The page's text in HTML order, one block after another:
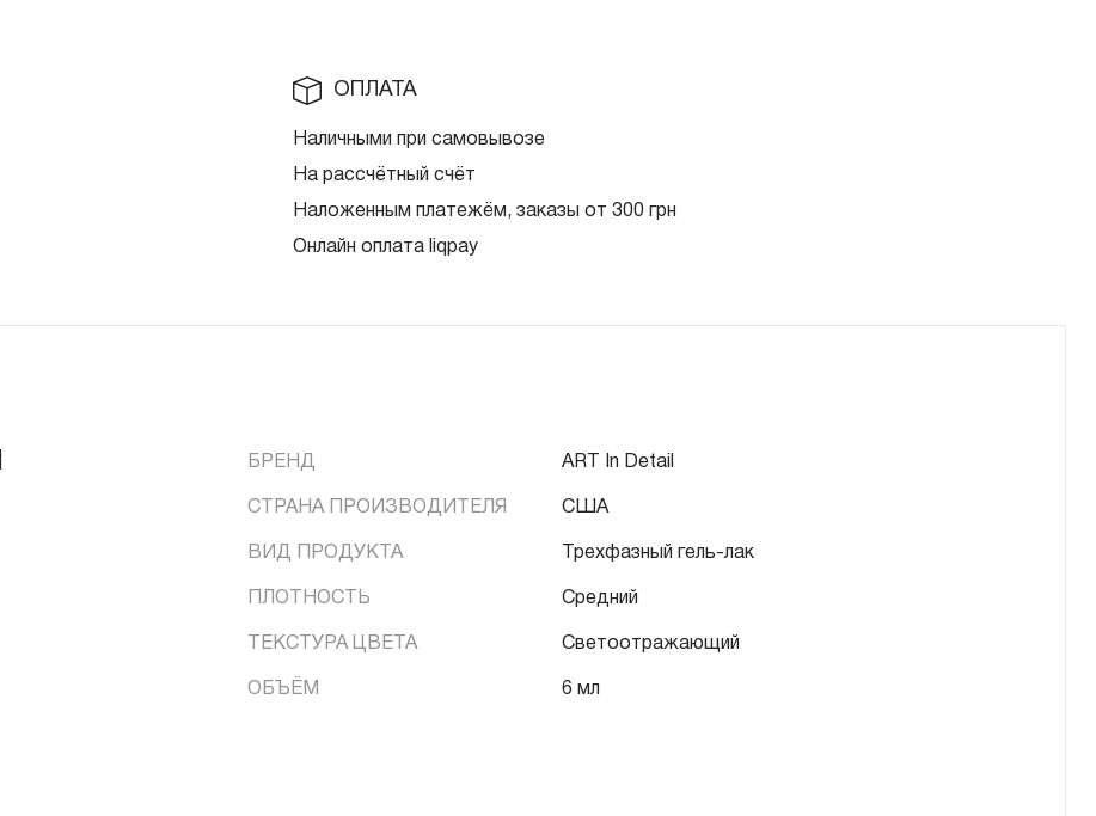
ОПЛАТА
Наличными при самовывозе
На рассчётный счёт
Наложенным платежём, заказы от 300 грн
Онлайн оплата liqpay
БРЕНД ART In Detail
СТРАНА ПРОИЗВОДИТЕЛЯ США
ВИД ПРОДУКТА Трехфазный гель-лак
ПЛОТНОСТЬ Средний
ТЕКСТУРА ЦВЕТА Светоотражающий
ОБЪЁМ 6 мл